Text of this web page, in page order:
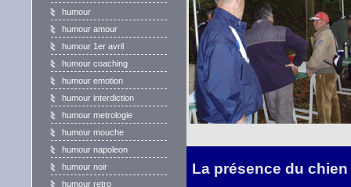
humour
humour amour
humour 1er avril
humour coaching
humour emotion
humour interdiction
humour metrologie
humour mouche
humour napoleon
humour noir
humour retro
La présence du